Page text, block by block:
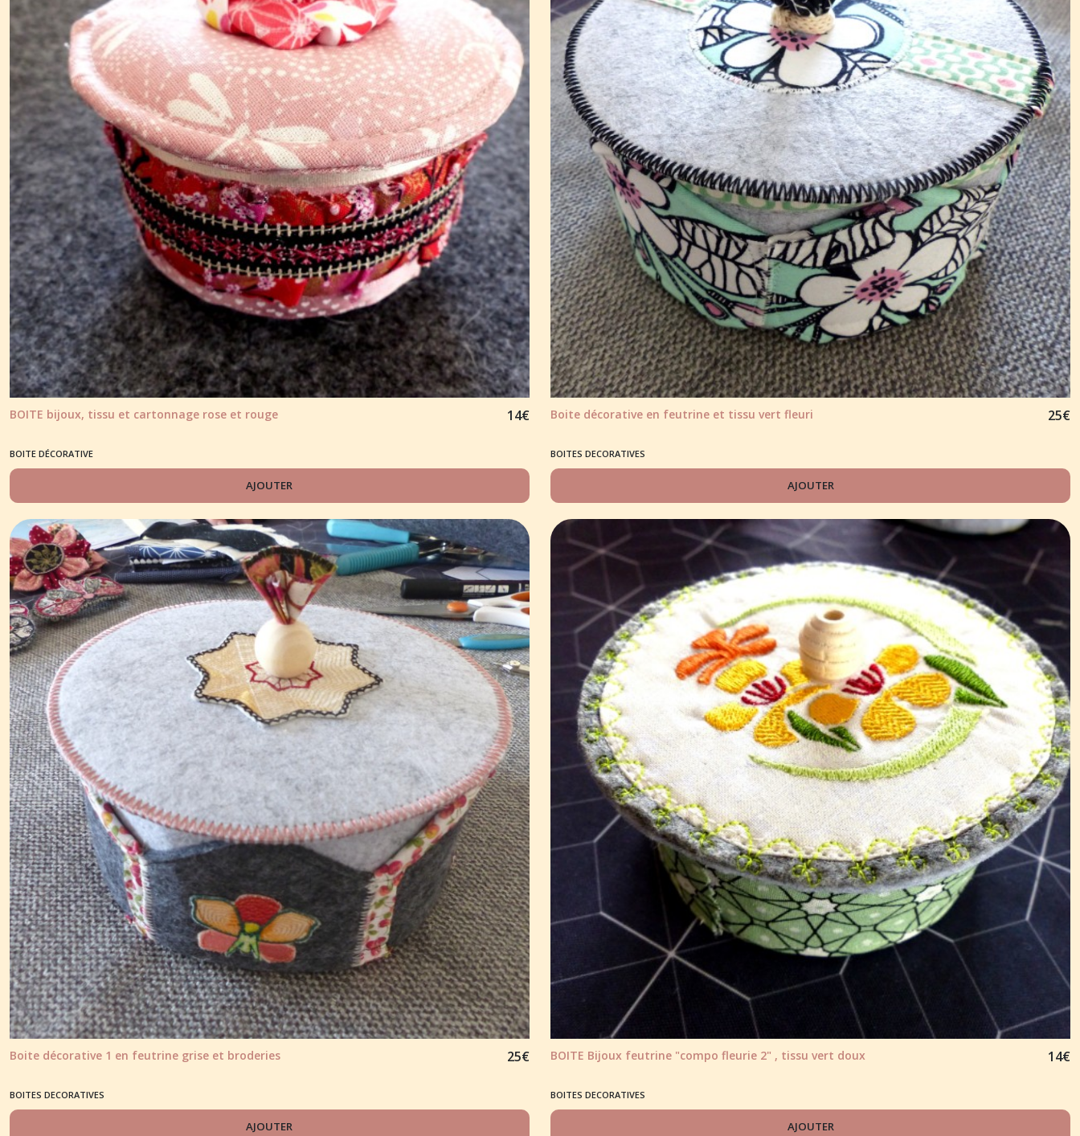
BOITE bijoux, tissu et cartonnage rose et rouge 14€
BOITE DÉCORATIVE
AJOUTER
Boite décorative en feutrine et tissu vert fleuri 25€
BOITES DECORATIVES
AJOUTER
Boite décorative 1 en feutrine grise et broderies 25€
BOITES DECORATIVES
AJOUTER
BOITE Bijoux feutrine "compo fleurie 2" , tissu vert doux 14€
BOITES DECORATIVES
AJOUTER